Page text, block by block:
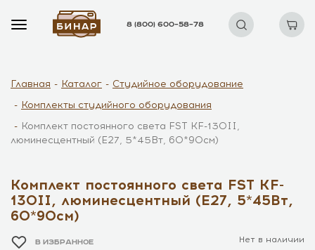
8 (800) 600–58–78
Главная Каталог
Студийное оборудование
Комплекты студийного оборудования
Комплект постоянного света FST KF-130II,
люминесцентный (E27, 5*45Вт, 60*90см)
Комплект постоянного света FST KF-
130II, люминесцентный (E27, 5*45Вт,
60*90см)
В ИЗБРАННОЕ Нет в наличии